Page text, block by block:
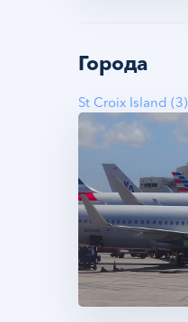
Города
St Croix Island (3)